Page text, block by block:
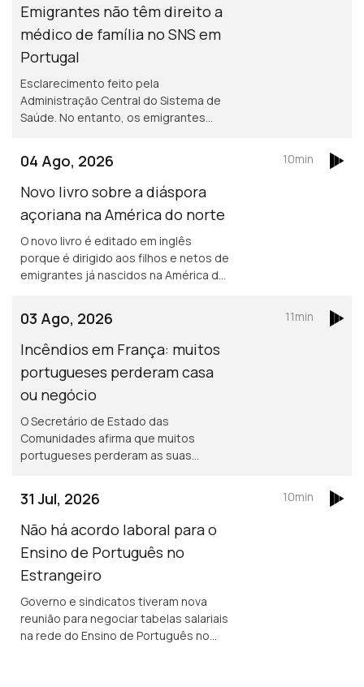
Emigrantes não têm direito a
médico de família no SNS em
Portugal
Esclarecimento feito pela
Administração Central do Sistema de
Saúde. No entanto, os emigrantes
04 Ago, 2026
Novo livro sobre a diáspora
açoriana na América do norte
O novo livro é editado em inglês
porque é dirigido aos filhos e netos de
emigrantes já nascidos na América do
durante uma semana, por causa dos
incêndios.
10min
03 Ago, 2026
Incêndios em França: muitos
portugueses perderam casa
ou negócio
O Secretário de Estado das
Comunidades afirma que muitos
portugueses perderam as suas
prejuizos.
11min
31 Jul, 2026
Não há acordo laboral para o
Ensino de Português no
Estrangeiro
Governo e sindicatos tiveram nova
reunião para negociar tabelas salariais
na rede do Ensino de Português no
10min